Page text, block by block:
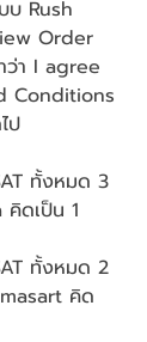
บ Rush
Order
ว่า I agree
Conditions
ป
ทั้งหมด 3
ดเป็น 1
ทั้งหมด 2
คิด